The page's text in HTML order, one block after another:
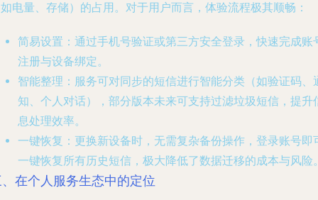
电量、存储）的占用。对于用户而言，体验流程极其顺畅：
简易设置 ：通过手机号验证或第三方安全登录，快速完成账
注册与设备绑定。
智能整理 ：服务可对同步的短信进行智能分类（如验证码、
知、个人对话），部分版本未来可支持过滤垃圾短信，提升
息处理效率。
一键恢复 ：更换新设备时，无需复杂备份操作，登录账号即
一键恢复所有历史短信，极大降低了数据迁移的成本与风险
在个人服务生态中的定位